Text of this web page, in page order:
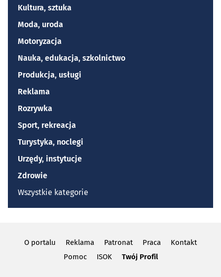
Kultura, sztuka
Moda, uroda
Motoryzacja
Nauka, edukacja, szkolnictwo
Produkcja, usługi
Reklama
Rozrywka
Sport, rekreacja
Turystyka, noclegi
Urzędy, instytucje
Zdrowie
Wszystkie kategorie
O portalu Reklama Patronat Praca
Kontakt
Pomoc
ISOK Twój Profil